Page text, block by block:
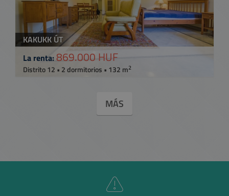
KAKUKK ÚT
La renta:869.000 HUF
Distrito 12 • 2 dormitorios • 132 m2
MÁS